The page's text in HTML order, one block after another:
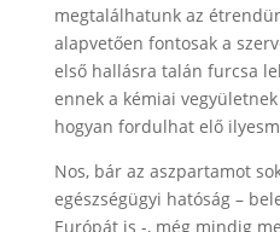
megtalálhatunk az
alapvetően fontosak a
első hallásra talán furcsa
ennek a kémiai
hogyan fordulhat elő
Nos, bár az aszpartamot
egészségügyi hatóság –
Európát is -, még mindig